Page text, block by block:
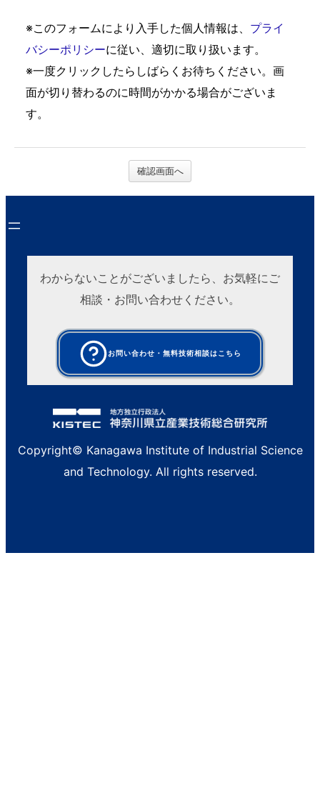
※このフォームにより入手した個人情報は、 プライ
バシーポリシーに従い、適切に取り扱います。
※一度クリックしたらしばらくお待ちください。画
面が切り替わるのに時間がかかる場合がございま
す。
確認画面へ
わからないことがございましたら、お気軽にご
相談・お問い合わせください。
お問い合わせ・無料技術相談はこちら
Copyright© Kanagawa Institute of Industrial Science
and Technology. All rights reserved.